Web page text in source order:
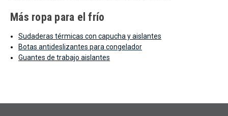
Más ropa para el frío
Sudaderas térmicas con capucha y aislantes
Botas antideslizantes para congelador
Guantes de trabajo aislantes